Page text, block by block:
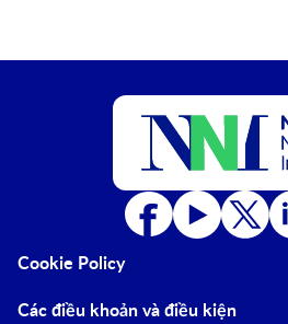
Cookie Policy
Các điều khoản và điều kiện